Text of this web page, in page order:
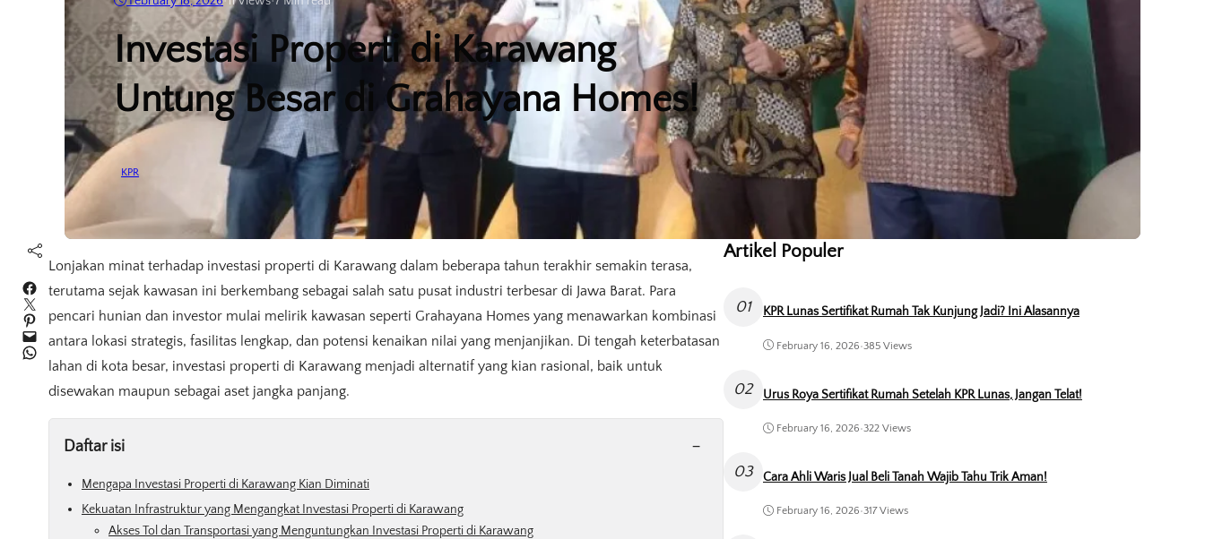
Investasi Properti di Karawang
Untung Besar di Grahayana Homes!
KPR
Facebook
Twitter
Pinterest
Mail
WhatsApp
Lonjakan minat terhadap investasi properti di Karawang dalam beberapa tahun terakhir semakin terasa,
terutama sejak kawasan ini berkembang sebagai salah satu pusat industri terbesar di Jawa Barat. Para
pencari hunian dan investor mulai melirik kawasan seperti Grahayana Homes yang menawarkan kombinasi
antara lokasi strategis, fasilitas lengkap, dan potensi kenaikan nilai yang menjanjikan. Di tengah keterbatasan
lahan di kota besar, investasi properti di Karawang menjadi alternatif yang kian rasional, baik untuk
disewakan maupun sebagai aset jangka panjang.
Daftar isi -
Mengapa Investasi Properti di Karawang Kian Diminati
Kekuatan Infrastruktur yang Mengangkat Investasi Properti di Karawang
Akses Tol dan Transportasi yang Menguntungkan Investasi Properti di Karawang
Artikel Populer
01 KPR Lunas Sertifikat Rumah Tak Kunjung Jadi? Ini Alasannya
February 16, 2026•385 Views
02 Urus Roya Sertifikat Rumah Setelah KPR Lunas, Jangan Telat!
February 16, 2026•322 Views
03 Cara Ahli Waris Jual Beli Tanah Wajib Tahu Trik Aman!
February 16, 2026•317 Views